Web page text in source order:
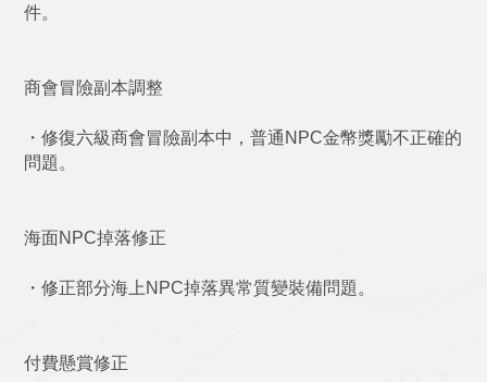
件。
商會冒險副本調整
・修復六級商會冒險副本中，普通NPC金幣獎勵不正確的
問題。
海面NPC掉落修正
・修正部分海上NPC掉落異常質變裝備問題。
付費懸賞修正